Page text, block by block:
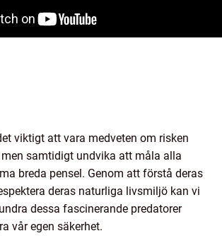
viktigt att vara medveten om risken
samtidigt undvika att måla alla
breda pensel. Genom att förstå deras
deras naturliga livsmiljö kan vi
dessa fascinerande predatorer
vår egen säkerhet.